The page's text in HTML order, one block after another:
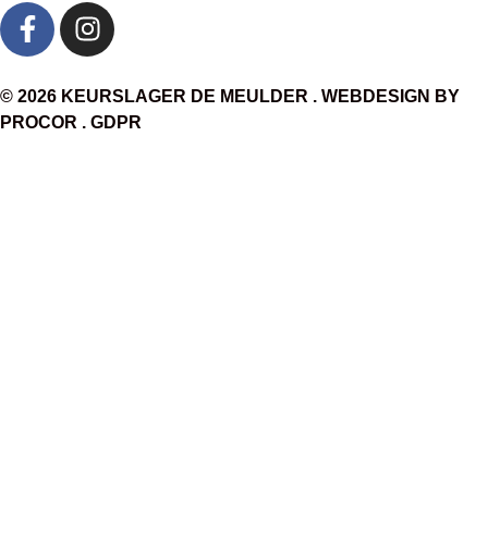
© 2026 KEURSLAGER DE MEULDER . WEBDESIGN BY
PROCOR . GDPR